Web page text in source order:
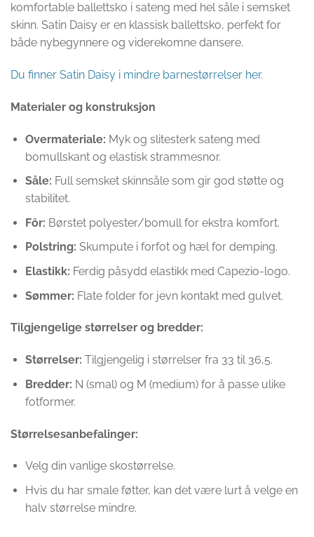
komfortable ballettsko i sateng med hel såle i semsket
skinn. Satin Daisy er en klassisk ballettsko, perfekt for
både nybegynnere og viderekomne dansere.
Du finner Satin Daisy i mindre barnestørrelser her.
Materialer og konstruksjon
Overmateriale: Myk og slitesterk sateng med
bomullskant og elastisk strammesnor.
Såle: Full semsket skinnsåle som gir god støtte og
stabilitet.
Fôr: Børstet polyester/bomull for ekstra komfort.
Polstring: Skumpute i forfot og hæl for demping.
Elastikk: Ferdig påsydd elastikk med Capezio-logo.
Sømmer: Flate folder for jevn kontakt med gulvet.
Tilgjengelige størrelser og bredder:
Størrelser: Tilgjengelig i størrelser fra 33 til 36,5.
Bredder: N (smal) og M (medium) for å passe ulike
fotformer.
Størrelsesanbefalinger:
Velg din vanlige skostørrelse.
Hvis du har smale føtter, kan det være lurt å velge en
halv størrelse mindre.